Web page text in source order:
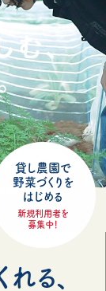
貸し農園で
野菜づくりを
はじめる
新規利用者を
募集中！
る、